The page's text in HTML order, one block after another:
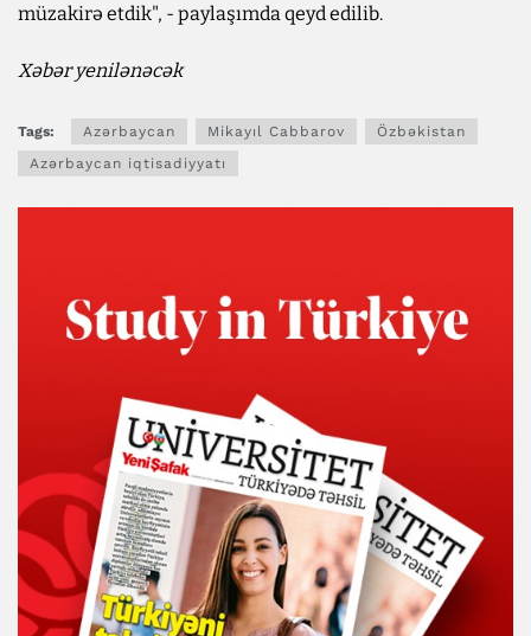
müzakirə etdik", - paylaşımda qeyd edilib.
Xəbər yenilənəcək
Tags: Azərbaycan Mikayıl Cabbarov
Özbəkistan
Azərbaycan iqtisadiyyatı